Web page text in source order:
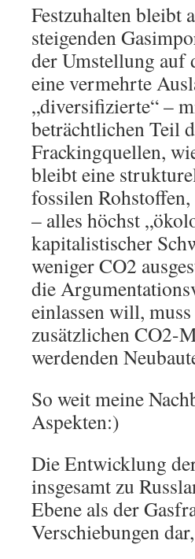
Festzuhalten bleibt
steigenden
der Umstellung auf
eine vermehrte
„diversifizierte“ –
beträchtlichen Teil
Frackingquellen,
bleibt eine
fossilen
– alles höchst
kapitalistischer
weniger CO2
die
einlassen will,
zusätzlichen CO2-
werdenden
So weit meine
Aspekten:)
Die Entwicklung
insgesamt zu
Ebene als der
Verschiebungen